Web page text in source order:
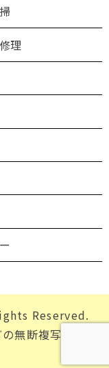
理
Reserved.
無断複写・転載